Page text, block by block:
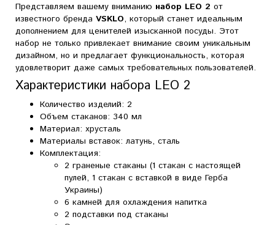
Представляем вашему вниманию набор LEO 2 от
известного бренда VSKLO, который станет идеальным
дополнением для ценителей изысканной посуды. Этот
набор не только привлекает внимание своим уникальным
дизайном, но и предлагает функциональность, которая
удовлетворит даже самых требовательных пользователей.
Характеристики набора LEO 2
Количество изделий: 2
Объем стаканов: 340 мл
Материал: хрусталь
Материалы вставок: латунь, сталь
Комплектация:
2 граненые стаканы (1 стакан с настоящей
пулей, 1 стакан с вставкой в виде Герба
Украины)
6 камней для охлаждения напитка
2 подставки под стаканы